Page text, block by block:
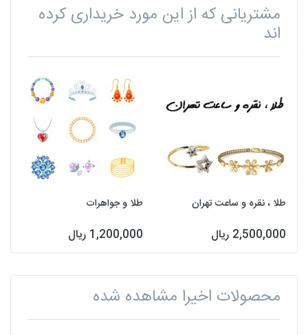
مشتریانی که از این مورد خریداری کرده
اند
طلا ، نقره و ساعت تهران
2,500,000 ریال
طلا و جواهرات
1,200,000 ریال
محصولات اخیرا مشاهده شده